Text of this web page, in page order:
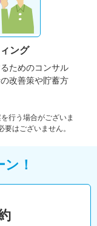
ング
ためのコンサル
改善策や貯蓄方
行う場合がございま
はございません。
！